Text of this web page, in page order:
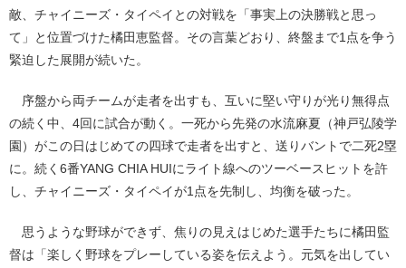
敵、チャイニーズ・タイペイとの対戦を「事実上の決勝戦と思っ
て」と位置づけた橘田恵監督。その言葉どおり、終盤まで1点を争う
緊迫した展開が続いた。
序盤から両チームが走者を出すも、互いに堅い守りが光り無得点
の続く中、4回に試合が動く。一死から先発の水流麻夏（神戸弘陵学
園）がこの日はじめての四球で走者を出すと、送りバントで二死2塁
に。続く6番YANG CHIA HUIにライト線へのツーベースヒットを許
し、チャイニーズ・タイペイが1点を先制し、均衡を破った。
思うような野球ができず、焦りの見えはじめた選手たちに橘田監
督は「楽しく野球をプレーしている姿を伝えよう。元気を出してい